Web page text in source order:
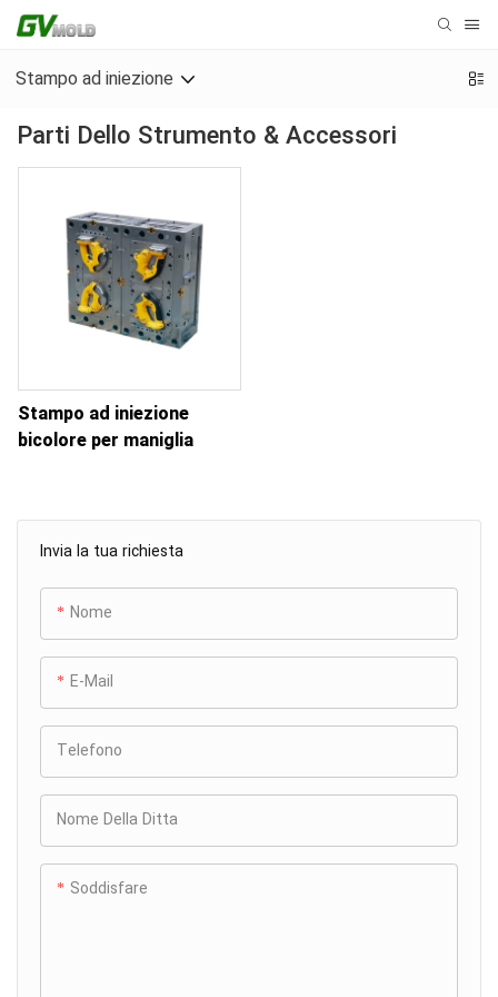
Stampo ad iniezione
Parti Dello Strumento & Accessori
Invia la tua richiesta
Nome
E-Mail
Telefono
Nome Della Ditta
Soddisfare
Stampo ad iniezione
bicolore per maniglia